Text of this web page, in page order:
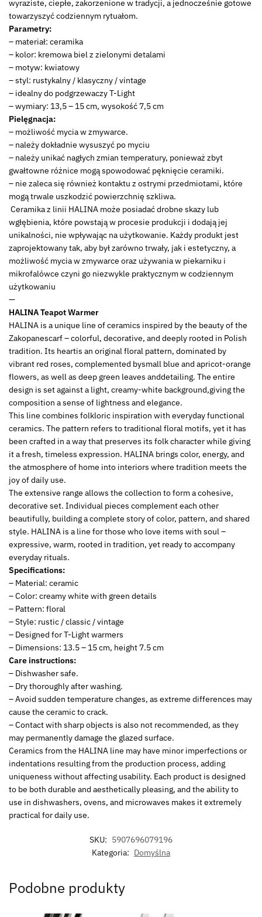
wyraziste, ciepłe, zakorzenione w tradycji, a jednocześnie gotowe
towarzyszyć codziennym rytuałom.
Parametry:
– materiał: ceramika
– kolor: kremowa biel z zielonymi detalami
– motyw: kwiatowy
– styl: rustykalny / klasyczny / vintage
– idealny do podgrzewaczy T-Light
– wymiary: 13,5 – 15 cm, wysokość 7,5 cm
Pielęgnacja:
– możliwość mycia w zmywarce.
– należy dokładnie wysuszyć po myciu
– należy unikać nagłych zmian temperatury, ponieważ zbyt
gwałtowne różnice mogą spowodować pęknięcie ceramiki.
– nie zaleca się również kontaktu z ostrymi przedmiotami, które
mogą trwale uszkodzić powierzchnię szkliwa.
Ceramika z linii HALINA może posiadać drobne skazy lub
wgłębienia, które powstają w procesie produkcji i dodają jej
unikalności, nie wpływając na użytkowanie. Każdy produkt jest
zaprojektowany tak, aby był zarówno trwały, jak i estetyczny, a
możliwość mycia w zmywarce oraz używania w piekarniku i
mikrofalówce czyni go niezwykle praktycznym w codziennym
użytkowaniu
—
HALINA Teapot Warmer
HALINA is a unique line of ceramics inspired by the beauty of the
Zakopanescarf – colorful, decorative, and deeply rooted in Polish
tradition. Its heartis an original floral pattern, dominated by
vibrant red roses, complemented bysmall blue and apricot-orange
flowers, as well as deep green leaves anddetailing. The entire
design is set against a light, creamy-white background,giving the
composition a sense of lightness and elegance.
This line combines folkloric inspiration with everyday functional
ceramics. The pattern refers to traditional floral motifs, yet it has
been crafted in a way that preserves its folk character while giving
it a fresh, timeless expression. HALINA brings color, energy, and
the atmosphere of home into interiors where tradition meets the
joy of daily use.
The extensive range allows the collection to form a cohesive,
decorative set. Individual pieces complement each other
beautifully, building a complete story of color, pattern, and shared
style. HALINA is a line for those who love items with soul –
expressive, warm, rooted in tradition, yet ready to accompany
everyday rituals.
Specifications:
– Material: ceramic
– Color: creamy white with green details
– Pattern: floral
– Style: rustic / classic / vintage
– Designed for T-Light warmers
– Dimensions: 13.5 – 15 cm, height 7.5 cm
Care instructions:
– Dishwasher safe.
– Dry thoroughly after washing.
– Avoid sudden temperature changes, as extreme differences may
cause the ceramic to crack.
– Contact with sharp objects is also not recommended, as they
may permanently damage the glazed surface.
Ceramics from the HALINA line may have minor imperfections or
indentations resulting from the production process, adding
uniqueness without affecting usability. Each product is designed
to be both durable and aesthetically pleasing, and the ability to
use in dishwashers, ovens, and microwaves makes it extremely
practical for daily use.
SKU: 5907696079196
Kategoria: Domyślna
Podobne produkty